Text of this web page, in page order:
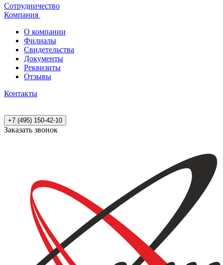
Сотрудничество
Компания
О компании
Филиалы
Свидетельства
Документы
Реквизиты
Отзывы
Контакты
+7 (495) 150-42-10
Заказать звонок